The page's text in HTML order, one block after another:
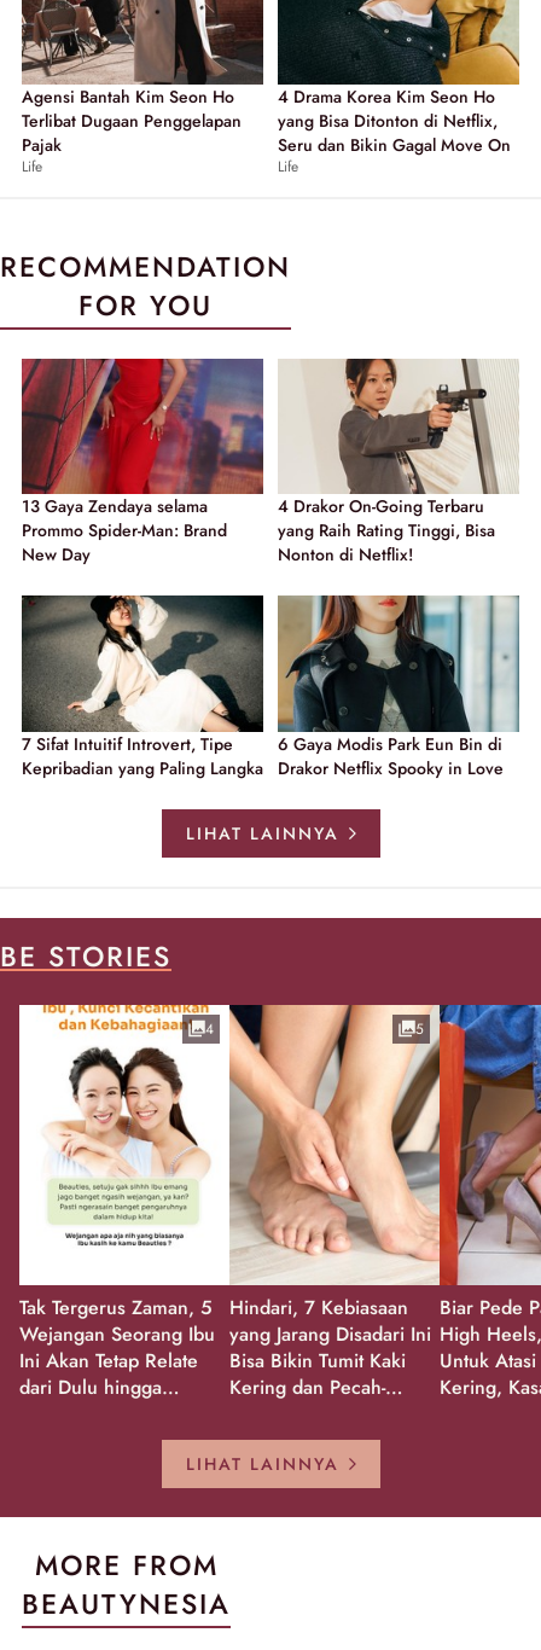
Agensi Bantah Kim Seon Ho
Terlibat Dugaan Penggelapan
Pajak
Life
4 Drama Korea Kim Seon Ho
yang Bisa Ditonton di Netflix,
Seru dan Bikin Gagal Move On
Life
RECOMMENDATION
FOR YOU
13 Gaya Zendaya selama
Prommo Spider-Man: Brand
New Day
4 Drakor On-Going Terbaru
yang Raih Rating Tinggi, Bisa
Nonton di Netflix!
7 Sifat Intuitif Introvert, Tipe
Kepribadian yang Paling Langka
6 Gaya Modis Park Eun Bin di
Drakor Netflix Spooky in Love
LIHAT LAINNYA
BE STORIES
Tak Tergerus Zaman, 5
Wejangan Seorang Ibu
Ini Akan Tetap Relate
dari Dulu hingga
4
Hindari, 7 Kebiasaan
yang Jarang Disadari Ini
Bisa Bikin Tumit Kaki
Kering dan Pecah-
5
Biar Pede
High
Untuk
Kering,
LIHAT LAINNYA
MORE FROM
BEAUTYNESIA